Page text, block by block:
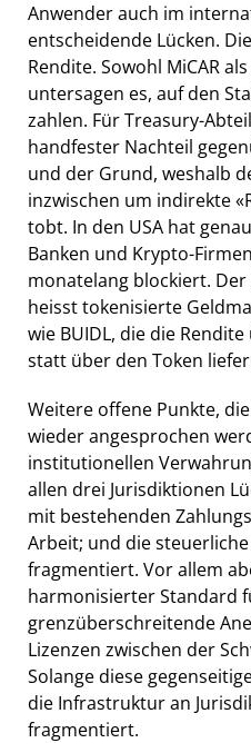
Anwender auch im
entscheidende Lücken.
Rendite. Sowohl MiCAR
untersagen es, auf den
zahlen. Für Treasury-
handfester Nachteil
und der Grund, weshalb
inzwischen um indirekte
tobt. In den USA hat
Banken und Krypto-
monatelang blockiert.
heisst tokenisierte
wie BUIDL, die die
statt über den Token
Weitere offene Punkte,
wieder angesprochen
institutionellen
allen drei Jurisdiktionen
mit bestehenden
Arbeit; und die
fragmentiert. Vor allem
harmonisierter Standard
grenzüberschreitende
Lizenzen zwischen der
Solange diese
die Infrastruktur an
fragmentiert.